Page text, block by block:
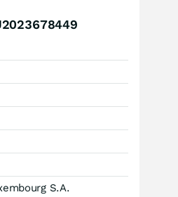
S.A.